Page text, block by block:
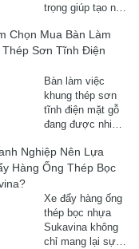
trọng giúp tạo nên
công nghiệp như
bàn thao tác, kệ
đẩy. Sukavina
cung cấp đa dạng
phụ kiện chất
lượng, đáp ứng
ráp.
Chọn Mua Bàn Làm
Thép Sơn Tĩnh Điện
Bàn làm việc
khung thép sơn
tĩnh điện mặt gỗ
đang được nhiều
cá nhân lựa chọn
nhờ độ bền, tính
năng ứng dụng
linh hoạt. Bài viết
này sẽ chia sẻ
kinh nghiệm chọn
Nghiệp Nên Lựa
Hàng Ống Thép Bọc
Xe đẩy hàng ống
thép bọc nhựa
Sukavina không
chỉ mang lại sự